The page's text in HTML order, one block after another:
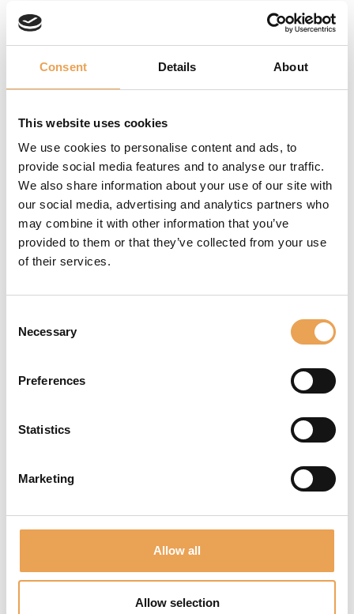
Consent Details About
This website uses cookies
We use cookies to personalise content and ads, to
provide social media features and to analyse our traffic.
We also share information about your use of our site with
our social media, advertising and analytics partners who
may combine it with other information that you’ve
provided to them or that they’ve collected from your use
of their services.
Selection
Necessary
Preferences
Statistics
Marketing
Allow all
Allow selection
PRODUCTIONSERVER Y REST
API
AUTOMATIZACIÓN
DE PROCESOS
Automatizar sus procesos
ayuda a crear estándares,
ahorrar tiempo, evitar
errores y, por tanto, ahorrar
mucho dinero.
todo su flujo de trabajo.
con su tienda en línea y
imprenta adecuada, de
INTEGRACIÓN
SIN
PROBLEMAS
Seguro que ya dispone